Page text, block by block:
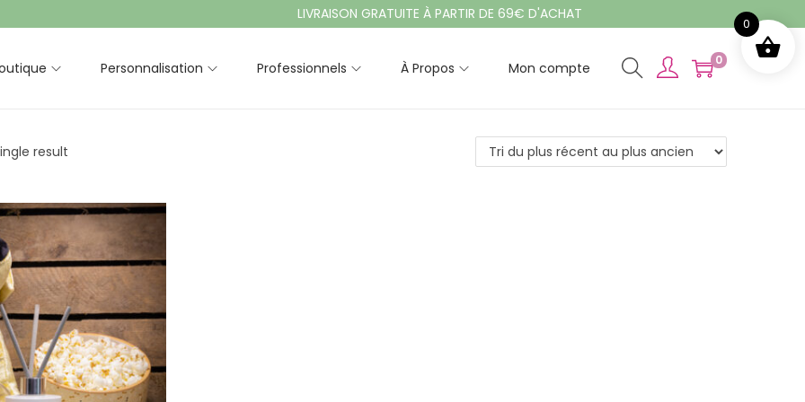
LIVRAISON GRATUITE À PARTIR DE 69€ D'ACHAT
Personnalisation Professionnels À Propos Mon compte 0
result
0